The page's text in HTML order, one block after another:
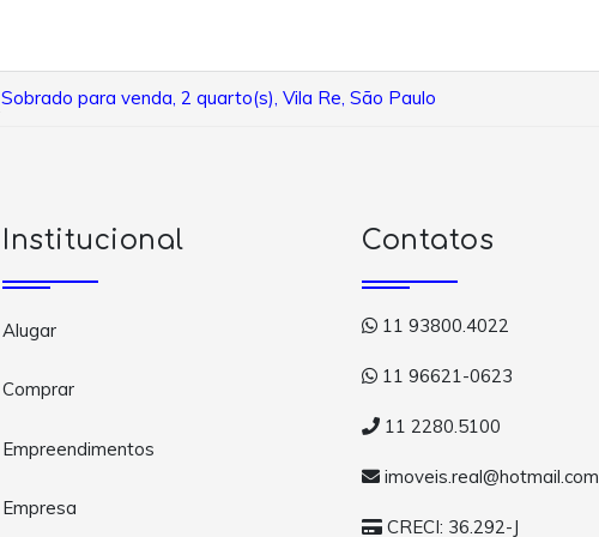
Sobrado para venda, 2 quarto(s), Vila Re, São Paulo
Institucional
Alugar
Comprar
Empreendimentos
Empresa
Contatos
11 93800.4022
11 96621-0623
11 2280.5100
imoveis.real@hotmail.com
CRECI: 36.292-J